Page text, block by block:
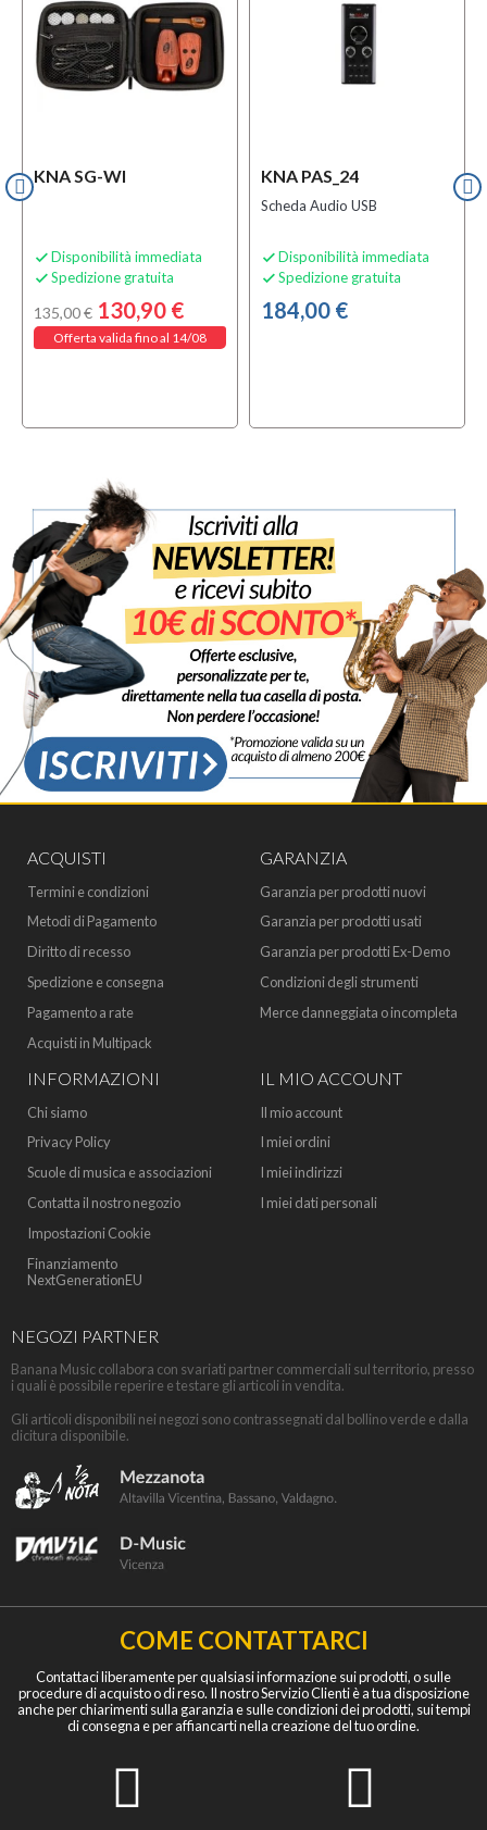
KNA SG-WI
 Disponibilità immediata
 Spedizione gratuita
135,00 € 130,90 €
Offerta valida fino al 14/08
KNA PAS_24
Scheda Audio USB
 Disponibilità immediata
 Spedizione gratuita
184,00 €
ACQUISTI
Termini e condizioni
Metodi di Pagamento
Diritto di recesso
Spedizione e consegna
Pagamento a rate
Acquisti in Multipack
GARANZIA
Garanzia per prodotti nuovi
Garanzia per prodotti usati
Garanzia per prodotti Ex-Demo
Condizioni degli strumenti
Merce danneggiata o incompleta
INFORMAZIONI
Chi siamo
Privacy Policy
Scuole di musica e associazioni
Contatta il nostro negozio
Impostazioni Cookie
Finanziamento
NextGenerationEU
IL MIO ACCOUNT
Il mio account
I miei ordini
I miei indirizzi
I miei dati personali
NEGOZI PARTNER
Banana Music collabora con svariati partner commerciali sul territorio, presso
i quali è possibile reperire e testare gli articoli in vendita.
Gli articoli disponibili nei negozi sono contrassegnati dal bollino verde e dalla
dicitura disponibile.
COME CONTATTARCI
Contattaci liberamente per qualsiasi informazione sui prodotti, o sulle
procedure di acquisto o di reso. Il nostro Servizio Clienti è a tua disposizione
anche per chiarimenti sulla garanzia e sulle condizioni dei prodotti, sui tempi
di consegna e per affiancarti nella creazione del tuo ordine.